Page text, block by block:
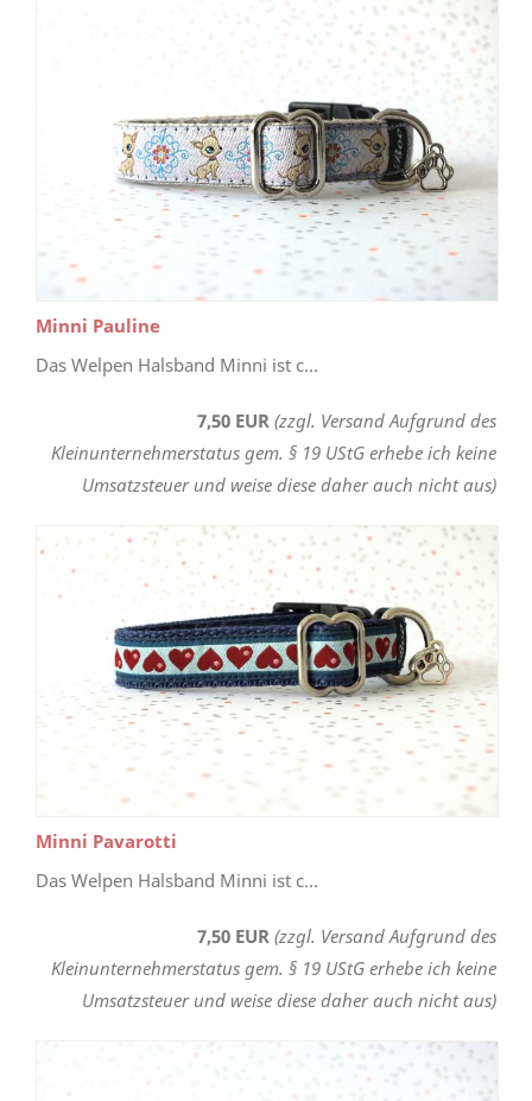
Minni Pauline
Das Welpen Halsband Minni ist c...
7,50 EUR (zzgl. Versand Aufgrund des
Kleinunternehmerstatus gem. § 19 UStG erhebe ich keine
Umsatzsteuer und weise diese daher auch nicht aus)
Minni Pavarotti
Das Welpen Halsband Minni ist c...
7,50 EUR (zzgl. Versand Aufgrund des
Kleinunternehmerstatus gem. § 19 UStG erhebe ich keine
Umsatzsteuer und weise diese daher auch nicht aus)